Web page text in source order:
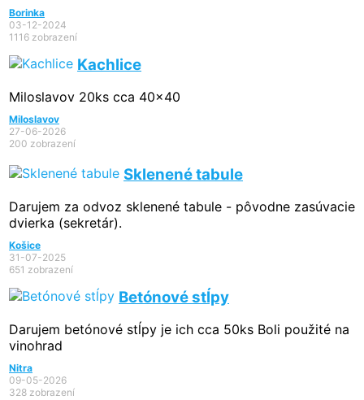
Borinka
03-12-2024
1116 zobrazení
Kachlice
Miloslavov 20ks cca 40x40
Miloslavov
27-06-2026
200 zobrazení
Sklenené tabule
Darujem za odvoz sklenené tabule - pôvodne zasúvacie
dvierka (sekretár).
Košice
31-07-2025
651 zobrazení
Betónové stĺpy
Darujem betónové stĺpy je ich cca 50ks Boli použité na
vinohrad
Nitra
09-05-2026
328 zobrazení